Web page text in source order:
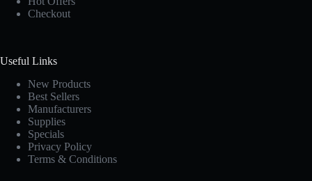
Checkout
Useful Links
New Products
Best Sellers
Manufacturers
Supplies
Specials
Privacy Policy
Terms & Conditions